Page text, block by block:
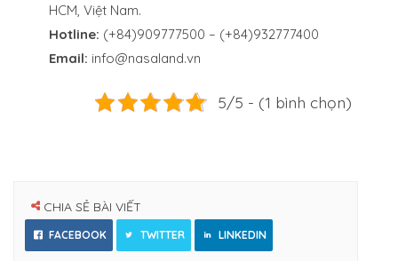
HCM, Việt Nam.
Hotline: (+84)909777500 – (+84)932777400
Email: info@nasaland.vn
5/5 - (1 bình chọn)
CHIA SẺ BÀI VIẾT
FACEBOOK TWITTER LINKEDIN